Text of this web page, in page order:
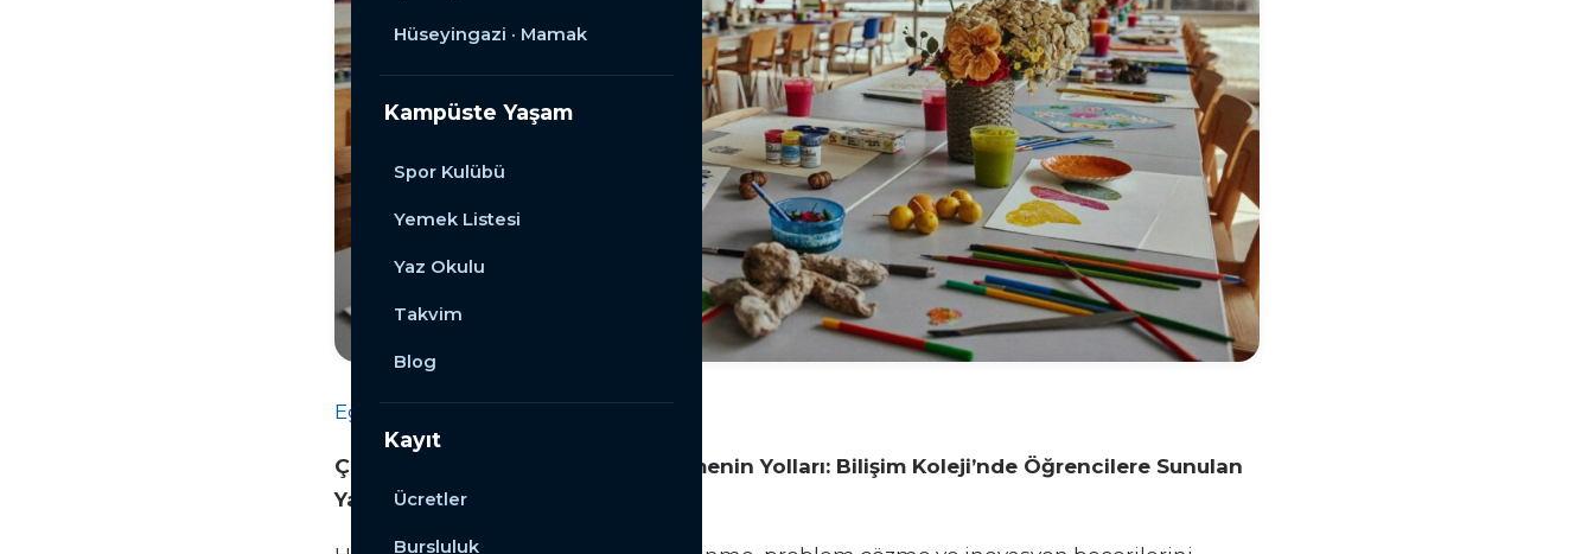
Hüseyingazi · Mamak
Kampüste Yaşam
Spor Kulübü
Yemek Listesi
Yaz Okulu
Takvim
Blog
Kayıt
Ücretler
Bursluluk
EğitimMakale
Çocukların Hayal Gücünü Geliştirmenin Yolları: Bilişim Koleji’nde Öğrencilere Sunulan
Yaratıcı Eğitim Yöntemleri